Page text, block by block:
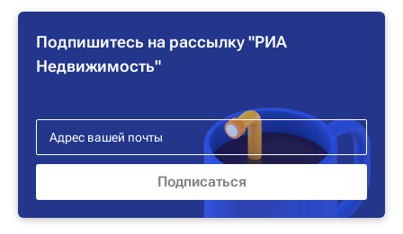
Подпишитесь на рассылку "РИА
Недвижимость"